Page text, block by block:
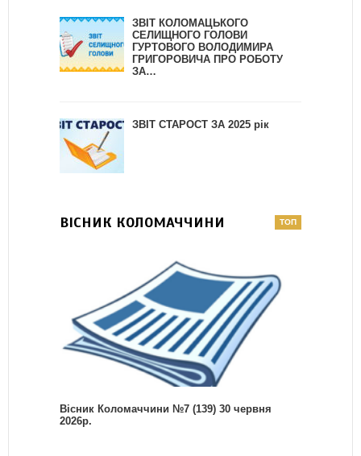
ЗВІТ КОЛОМАЦЬКОГО
СЕЛИЩНОГО ГОЛОВИ
ГУРТОВОГО ВОЛОДИМИРА
ГРИГОРОВИЧА ПРО РОБОТУ
ЗА…
ЗВІТ СТАРОСТ ЗА 2025 рік
ВІСНИК КОЛОМАЧЧИНИ
Вісник Коломаччини №7 (139) 30 червня
2026р.